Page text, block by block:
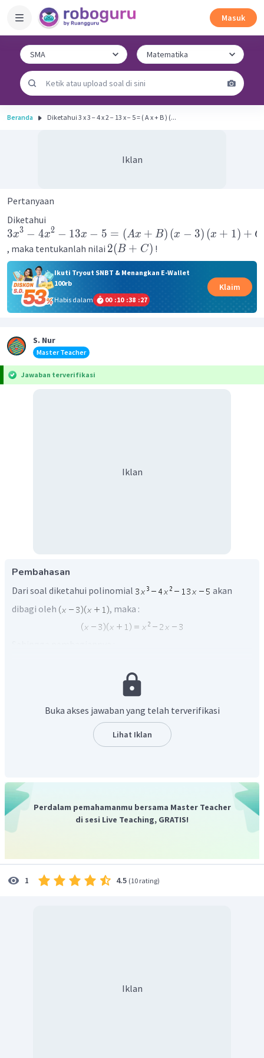
Masuk
Beranda Diketahui 3 x 3 − 4 x 2 − 13 x − 5 = ( A x + B ) (...
Iklan
Pertanyaan
Diketahui
3x3 − 4x2 − 13x − 5 = (Ax + B) (x − 3) (x + 1) + C
, maka tentukanlah nilai 2(B + C) !
Ikuti Tryout SNBT & Menangkan E-Wallet
100rb
Habis dalam
00 :10 :38 :27
Klaim
S. Nur
Master Teacher
Jawaban terverifikasi
Iklan
Pembahasan
Dari soal diketahui polinomial
akan
dibagi oleh
, maka :
Nilai
Buka akses jawaban yang telah terverifikasi
Lihat Iklan
Perdalam pemahamanmu bersama Master Teacher
di sesi Live Teaching, GRATIS!
1 4.5 (10 rating)
Iklan